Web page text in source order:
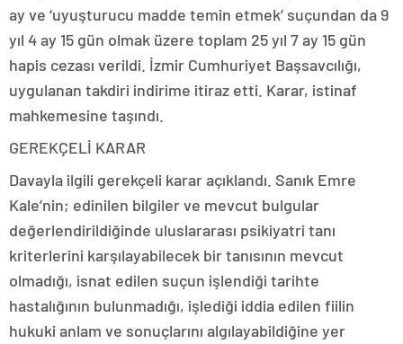
ay ve ‘uyuşturucu madde temin etmek’ suçundan da 9
yıl 4 ay 15 gün olmak üzere toplam 25 yıl 7 ay 15 gün
hapis cezası verildi. İzmir Cumhuriyet Başsavcılığı,
uygulanan takdiri indirime itiraz etti. Karar, istinaf
mahkemesine taşındı.
GEREKÇELİ KARAR
Davayla ilgili gerekçeli karar açıklandı. Sanık Emre
Kale’nin; edinilen bilgiler ve mevcut bulgular
değerlendirildiğinde uluslararası psikiyatri tanı
kriterlerini karşılayabilecek bir tanısının mevcut
olmadığı, isnat edilen suçun işlendiği tarihte
hastalığının bulunmadığı, işlediği iddia edilen fiilin
hukuki anlam ve sonuçlarını algılayabildiğine yer